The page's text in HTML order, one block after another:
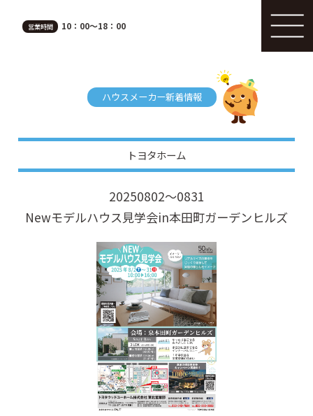
営業時間 10：00～18：00
ハウスメーカー新着情報
トヨタホーム
20250802～0831
Newモデルハウス見学会in本田町ガーデンヒルズ